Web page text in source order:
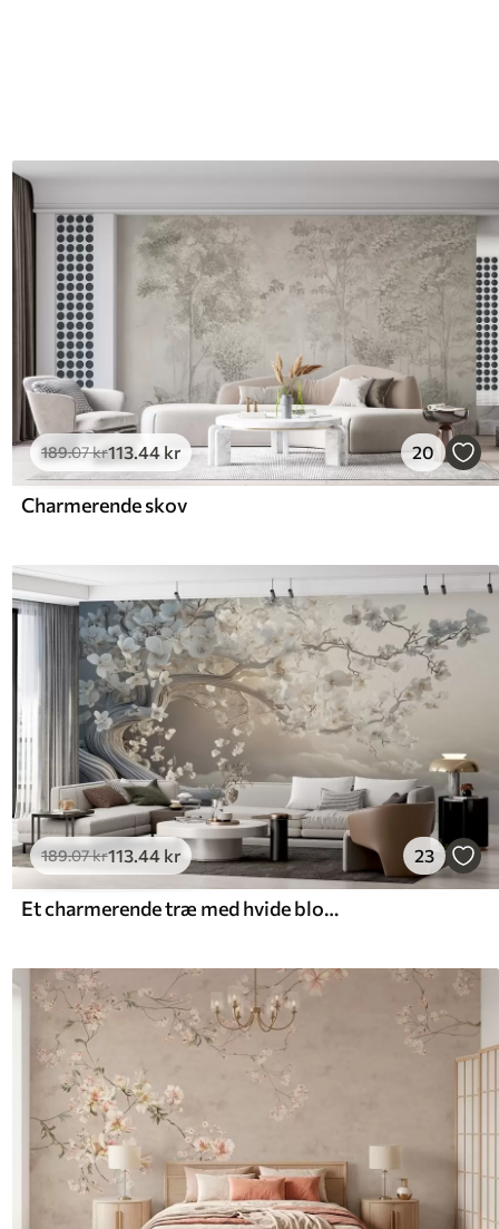
189.07kr113.44 kr 20
Charmerende skov
189.07kr113.44 kr 23
Et charmerende træ med hvide blomster på baggrund af skyer i en interessant stil i sarte varme farver